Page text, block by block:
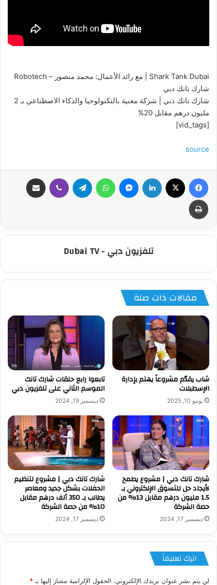
Shark Tank Dubai | مع رائد الأعمال: محمد منصور – Robotech
شارك تانك دبي
شارك تانك دبي | شركة معنية بالتكنولوجيا والذكاء الاصطناعي بـ 2
مليون درهم مقابل 20%
[vid_tags]
source
فيسبوك لينكدإن ماسنجر واتساب تيلقرام ڤايبر
طباعة
تلفزيون دبي - Dubai TV
مقالات ذات صلة
شاب يقدّم مشروعاً يهتم بإدارة
الإسطبلات
يونيو 10, 2025
تابعوا رابع حلقات شارك تانك
الموسم الثاني على تلفزيون دبي
ديسمبر 19, 2024
شارك تانك دبي | مشروع يطمح
لأيجاد حل للتسوق الإلكتروني بـ
1.5 مليون درهم مقابل 13% من
حصة الشركة
ديسمبر 17, 2024
شارك تانك دبي | مشروع لتنظيم
الحفلات بشكل جديد ومعاصر
يطالب بـ 350 ألف درهم مقابل
10% من حصة الشركة
ديسمبر 17, 2024
اترك تعليقاً
لن يتم نشر عنوان بريدك الإلكتروني. الحقول الإلزامية مشار إليها بـ *